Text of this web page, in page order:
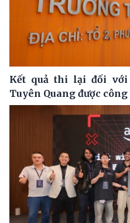
Kết quả thi lại đối
Tuyên Quang được công